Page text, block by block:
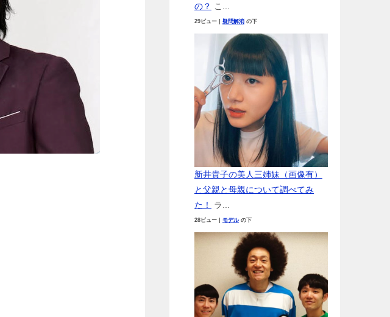
の？ こ...
29ビュー 疑問解消 の下
新井貴子の美人三姉妹（画像有）
と父親と母親について調べてみ
た！
ラ...
28ビュー モデルの下